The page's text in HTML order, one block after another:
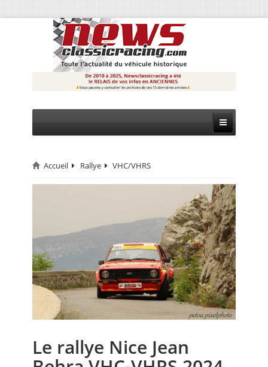
CIRCUIT
CALENDRIER
FOCUS
ANNUAIRES
Accueil Rallye VHC/VHRS
Le rallye Nice Jean